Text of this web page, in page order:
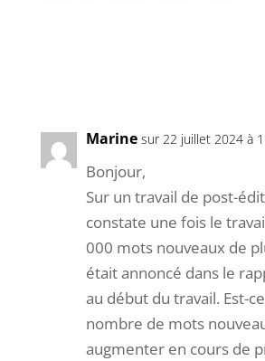
Marine sur 22 juillet 2024 à
Bonjour,
Sur un travail de post-
constate une fois le
000 mots nouveaux de
était annoncé dans le
au début du travail. Est-
nombre de mots
augmenter en cours de